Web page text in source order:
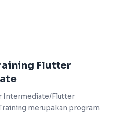
Flutter
Intermediate/Flutter
merupakan program